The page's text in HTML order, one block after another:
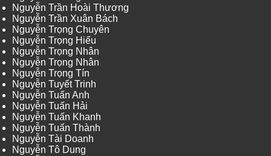
Nguyễn Trần Hoài Thương
Nguyễn Trần Xuân Bách
Nguyễn Trọng Chuyên
Nguyễn Trọng Hiếu
Nguyễn Trọng Nhân
Nguyễn Trọng Nhân
Nguyễn Trọng Tín
Nguyễn Tuyết Trinh
Nguyễn Tuấn Anh
Nguyễn Tuấn Hải
Nguyễn Tuấn Khanh
Nguyễn Tuấn Thành
Nguyễn Tài Doanh
Nguyễn Tô Dung